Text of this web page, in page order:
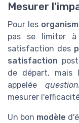
Mesurer
Pour les
pas se limiter
satisfaction des
satisfaction
de départ, mais
appelée
mesurer
Un bon modèle